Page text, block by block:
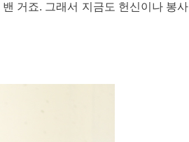
거죠. 그래서 지금도 헌신이나 봉사